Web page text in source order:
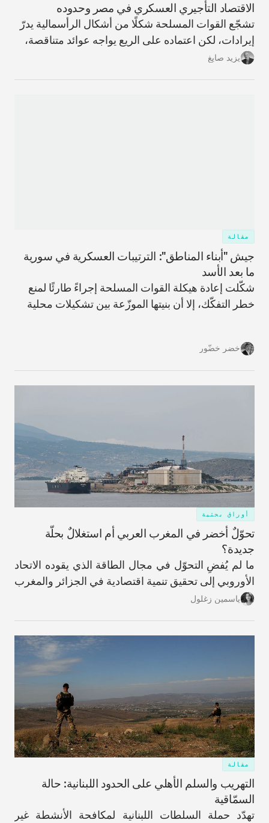
الاقتصاد التأجيري العسكري في مصر وحدوده
تشجّع القوات المسلحة شكلًا من أشكال الرأسمالية يدرّ
إيرادات، لكن اعتماده على الريع يواجه عوائد متناقصة،
ما يحمّل البلاد تكاليف ضخمة غير قابلة للاسترداد وعوائد
يزيد صايغ
مقالة
جيش "أبناء المناطق": الترتيبات العسكرية في سورية
ما بعد الأسد
شكّلت إعادة هيكلة القوات المسلحة إجراءً طارئًا لمنع
خطر التفكّك، إلا أن بنيتها الموزّعة بين تشكيلات محلية
خضر خضّور
أوراق بحثية
تحوّلٌ أخضر في المغرب العربي أم استغلالٌ بحلّة
جديدة؟
ما لم يُفضِ التحوّل في مجال الطاقة الذي يقوده الاتحاد
الأوروبي إلى تحقيق تنمية اقتصادية في الجزائر والمغرب
وتونس، فقد يُنظر إلى هذه العملية على أنها نمطٌ
ياسمين زغلول
مقالة
التهريب والسلم الأهلي على الحدود اللبنانية: حالة
السمّاقية
تهدّد حملة السلطات اللبنانية لمكافحة الأنشطة غير